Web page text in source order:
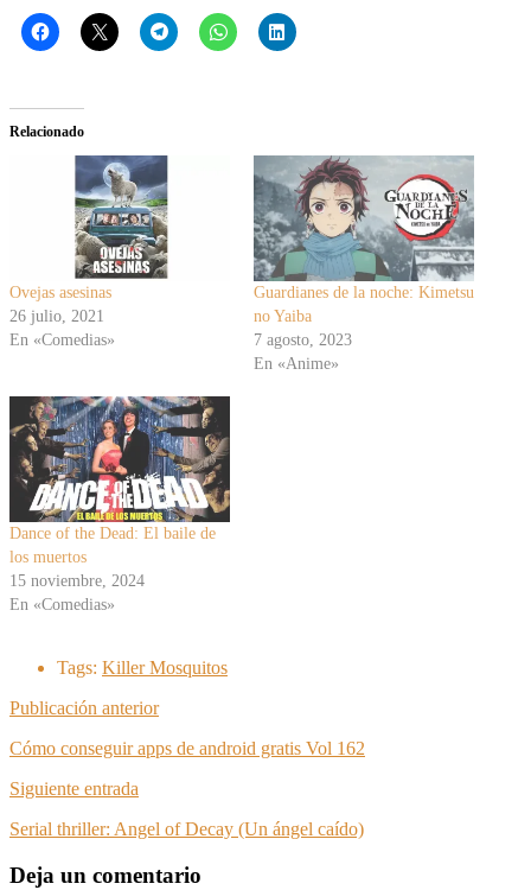
Relacionado
Ovejas asesinas
26 julio, 2021
En «Comedias»
Guardianes de la noche: Kimetsu
no Yaiba
7 agosto, 2023
En «Anime»
Dance of the Dead: El baile de
los muertos
15 noviembre, 2024
En «Comedias»
Tags: Killer Mosquitos
Publicación anterior
Cómo conseguir apps de android gratis Vol 162
Siguiente entrada
Serial thriller: Angel of Decay (Un ángel caído)
Deja un comentario